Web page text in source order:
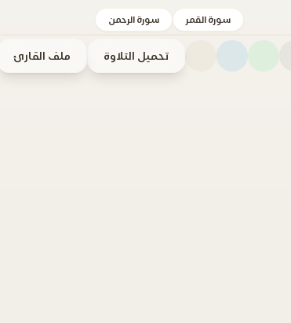
سورة القمر سورة الرحمن
تحميل التلاوة ملف القارئ